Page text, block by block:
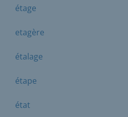
étage
etagère
étalage
étape
état